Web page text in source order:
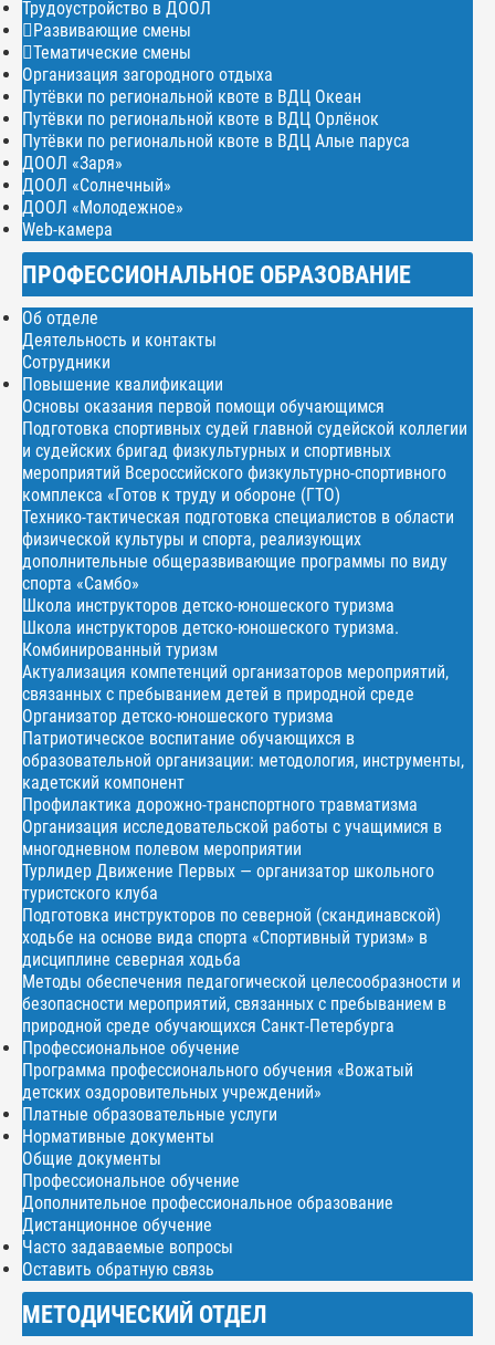
Трудоустройство в ДООЛ
Развивающие смены
Тематические смены
Организация загородного отдыха
Путёвки по региональной квоте в ВДЦ Океан
Путёвки по региональной квоте в ВДЦ Орлёнок
Путёвки по региональной квоте в ВДЦ Алые паруса
ДООЛ «Заря»
ДООЛ «Солнечный»
ДООЛ «Молодежное»
Web-камера
ПРОФЕССИОНАЛЬНОЕ ОБРАЗОВАНИЕ
Об отделе
Деятельность и контакты
Сотрудники
Повышение квалификации
Основы оказания первой помощи обучающимся
Подготовка спортивных судей главной судейской коллегии
и судейских бригад физкультурных и спортивных
мероприятий Всероссийского физкультурно-спортивного
комплекса «Готов к труду и обороне (ГТО)
Технико-тактическая подготовка специалистов в области
физической культуры и спорта, реализующих
дополнительные общеразвивающие программы по виду
спорта «Самбо»
Школа инструкторов детско-юношеского туризма
Школа инструкторов детско-юношеского туризма.
Комбинированный туризм
Актуализация компетенций организаторов мероприятий,
связанных с пребыванием детей в природной среде
Организатор детско-юношеского туризма
Патриотическое воспитание обучающихся в
образовательной организации: методология, инструменты,
кадетский компонент
Профилактика дорожно-транспортного травматизма
Организация исследовательской работы с учащимися в
многодневном полевом мероприятии
Турлидер Движение Первых — организатор школьного
туристского клуба
Подготовка инструкторов по северной (скандинавской)
ходьбе на основе вида спорта «Спортивный туризм» в
дисциплине северная ходьба
Методы обеспечения педагогической целесообразности и
безопасности мероприятий, связанных с пребыванием в
природной среде обучающихся Санкт-Петербурга
Профессиональное обучение
Программа профессионального обучения «Вожатый
детских оздоровительных учреждений»
Платные образовательные услуги
Нормативные документы
Общие документы
Профессиональное обучение
Дополнительное профессиональное образование
Дистанционное обучение
Часто задаваемые вопросы
Оставить обратную связь
МЕТОДИЧЕСКИЙ ОТДЕЛ